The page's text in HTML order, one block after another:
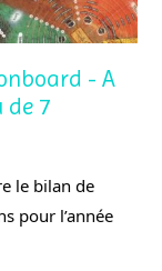
- A
de 7
le bilan de
pour l’année